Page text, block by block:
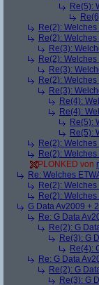
Re(5):
Re(2):
Re(2):
Re(3):
Re(2):
Re(3):
Re(2):
Re(3):
Re(4):
Re(4):
Re(5):
Re(5):
Re(2):
Re(2):
PLONKED von
Re: Welches
Re(2):
Re(2):
G Data Av2009 +
Re: G Data
Re(2): G
Re(3): G
Re(4):
Re: G Data
Re(2): G
Re(3): G